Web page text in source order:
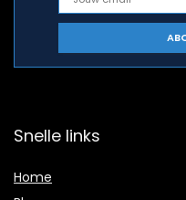
Snelle links
Home